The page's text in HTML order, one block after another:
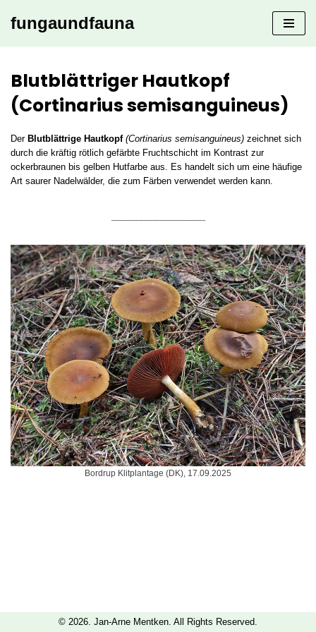
fungaundfauna
Blutblättriger Hautkopf
(Cortinarius semisanguineus)
Der Blutblättrige Hautkopf (Cortinarius semisanguineus) zeichnet sich
durch die kräftig rötlich gefärbte Fruchtschicht im Kontrast zur
ockerbraunen bis gelben Hutfarbe aus. Es handelt sich um eine häufige
Art saurer Nadelwälder, die zum Färben verwendet werden kann.
Bordrup Klitplantage (DK), 17.09.2025
© 2026. Jan-Arne Mentken. All Rights Reserved.